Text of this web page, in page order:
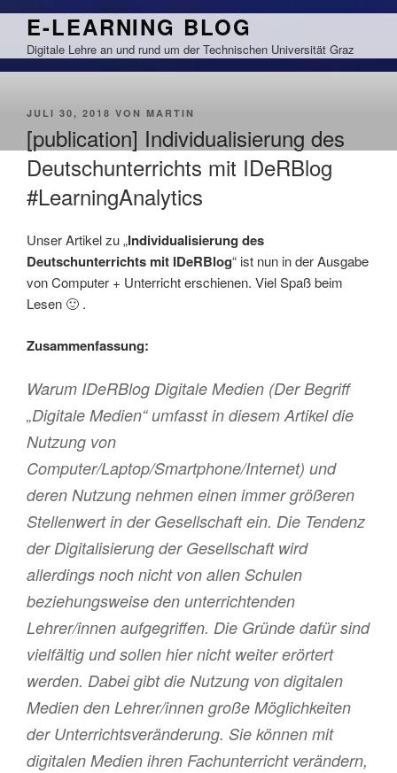
Zum
springen
E-LEARNING BLOG
Digitale Lehre an und rund um der Technischen Universität Graz
VERÖFFENTLICHT
JULI 30, 2018 VON MARTIN
[publication] Individualisierung des
Deutschunterrichts mit IDeRBlog
#LearningAnalytics
Unser Artikel zu „Individualisierung des
Deutschunterrichts mit IDeRBlog“ ist nun in der Ausgabe
von Computer + Unterricht erschienen. Viel Spaß beim
Lesen 🙂 .
Zusammenfassung:
Warum IDeRBlog Digitale Medien (Der Begriff
„Digitale Medien“ umfasst in diesem Artikel die
Nutzung von
Computer/Laptop/Smartphone/Internet) und
deren Nutzung nehmen einen immer größeren
Stellenwert in der Gesellschaft ein. Die Tendenz
der Digitalisierung der Gesellschaft wird
allerdings noch nicht von allen Schulen
beziehungsweise den unterrichtenden
Lehrer/innen aufgegriffen. Die Gründe dafür sind
vielfältig und sollen hier nicht weiter erörtert
werden. Dabei gibt die Nutzung von digitalen
Medien den Lehrer/innen große Möglichkeiten
der Unterrichtsveränderung. Sie können mit
digitalen Medien ihren Fachunterricht verändern,